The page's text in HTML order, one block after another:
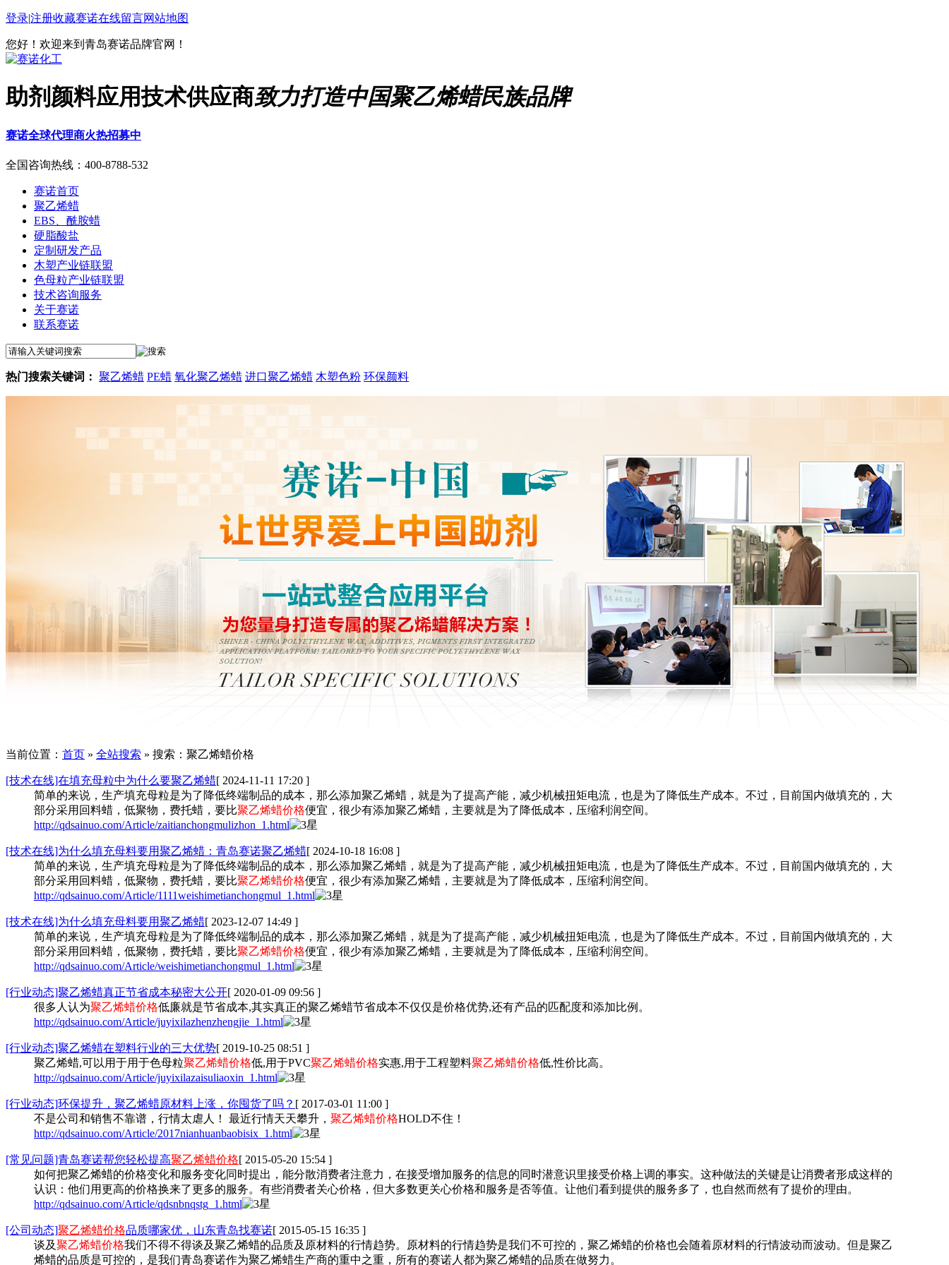
登录|注册收藏赛诺在线留言网站地图
您好！欢迎来到青岛赛诺品牌官网！
助剂颜料应用技术供应商致力打造中国聚乙烯蜡民族品牌
赛诺全球代理商火热招募中
全国咨询热线： 400-8788-532
赛诺首页
聚乙烯蜡
EBS、酰胺蜡
硬脂酸盐
定制研发产品
木塑产业链联盟
色母粒产业链联盟
技术咨询服务
关于赛诺
联系赛诺
热门搜索关键词： 聚乙烯蜡 PE蜡 氧化聚乙烯蜡 进口聚乙烯蜡 木塑色粉 环保颜料
当前位置： 首页 » 全站搜索 » 搜索：聚乙烯蜡价格
[技术在线]在填充母粒中为什么要聚乙烯蜡[ 2024-11-11 17:20 ]
简单的来说，生产填充母粒是为了降低终端制品的成本，那么添加聚乙烯蜡，就是为了提高产能，减少机械扭矩电流，也是为了降低生产成本。不过，目前国内做填充的，大
部分采用回料蜡，低聚物，费托蜡，要比聚乙烯蜡价格便宜，很少有添加聚乙烯蜡，主要就是为了降低成本，压缩利润空间。
http://qdsainuo.com/Article/zaitianchongmulizhon_1.html
[技术在线]为什么填充母料要用聚乙烯蜡：青岛赛诺聚乙烯蜡[ 2024-10-18 16:08 ]
简单的来说，生产填充母粒是为了降低终端制品的成本，那么添加聚乙烯蜡，就是为了提高产能，减少机械扭矩电流，也是为了降低生产成本。不过，目前国内做填充的，大
部分采用回料蜡，低聚物，费托蜡，要比聚乙烯蜡价格便宜，很少有添加聚乙烯蜡，主要就是为了降低成本，压缩利润空间。
http://qdsainuo.com/Article/1111weishimetianchongmul_1.html
[技术在线]为什么填充母料要用聚乙烯蜡[ 2023-12-07 14:49 ]
简单的来说，生产填充母粒是为了降低终端制品的成本，那么添加聚乙烯蜡，就是为了提高产能，减少机械扭矩电流，也是为了降低生产成本。不过，目前国内做填充的，大
部分采用回料蜡，低聚物，费托蜡，要比聚乙烯蜡价格便宜，很少有添加聚乙烯蜡，主要就是为了降低成本，压缩利润空间。
http://qdsainuo.com/Article/weishimetianchongmul_1.html
[行业动态]聚乙烯蜡真正节省成本秘密大公开[ 2020-01-09 09:56 ]
很多人认为聚乙烯蜡价格低廉就是节省成本,其实真正的聚乙烯蜡节省成本不仅仅是价格优势,还有产品的匹配度和添加比例。
http://qdsainuo.com/Article/juyixilazhenzhengjie_1.html
[行业动态]聚乙烯蜡在塑料行业的三大优势[ 2019-10-25 08:51 ]
聚乙烯蜡,可以用于用于色母粒聚乙烯蜡价格低,用于PVC聚乙烯蜡价格实惠,用于工程塑料聚乙烯蜡价格低,性价比高。
http://qdsainuo.com/Article/juyixilazaisuliaoxin_1.html
[行业动态]环保提升，聚乙烯蜡原材料上涨，你囤货了吗？ [ 2017-03-01 11:00 ]
不是公司和销售不靠谱，行情太虐人！ 最近行情天天攀升， 聚乙烯蜡价格HOLD不住！
http://qdsainuo.com/Article/2017nianhuanbaobisix_1.html
[常见问题]青岛赛诺帮您轻松提高聚乙烯蜡价格[ 2015-05-20 15:54 ]
如何把聚乙烯蜡的价格变化和服务变化同时提出，能分散消费者注意力，在接受增加服务的信息的同时潜意识里接受价格上调的事实。这种做法的关键是让消费者形成这样的
认识：他们用更高的价格换来了更多的服务。有些消费者关心价格，但大多数更关心价格和服务是否等值。让他们看到提供的服务多了，也自然而然有了提价的理由。
http://qdsainuo.com/Article/qdsnbnqstg_1.html
[公司动态]聚乙烯蜡价格品质哪家优，山东青岛找赛诺[ 2015-05-15 16:35 ]
谈及聚乙烯蜡价格我们不得不得谈及聚乙烯蜡的品质及原材料的行情趋势。原材料的行情趋势是我们不可控的，聚乙烯蜡的价格也会随着原材料的行情波动而波动。但是聚乙
烯蜡的品质是可控的，是我们青岛赛诺作为聚乙烯蜡生产商的重中之重，所有的赛诺人都为聚乙烯蜡的品质在做努力。